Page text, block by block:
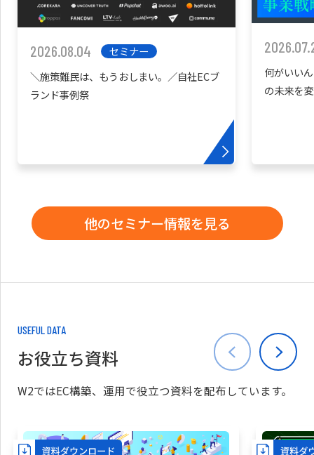
2026.08.04
セミナー
＼施策難民は、もうおしまい。／自社ECブ
ランド事例祭
何がいい
の未来を
他のセミナー情報を見る
USEFUL DATA
お役立ち資料
W2ではEC構築、運用で役立つ資料を配布しています。